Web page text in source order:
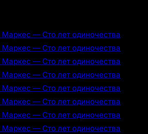
Маркес — Сто лет одиночества
Маркес — Сто лет одиночества
Маркес — Сто лет одиночества
Маркес — Сто лет одиночества
Маркес — Сто лет одиночества
Маркес — Сто лет одиночества
Маркес — Сто лет одиночества
Маркес — Сто лет одиночества